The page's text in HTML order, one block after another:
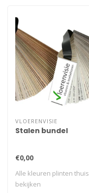
VLOERENVISIE
Stalen bundel
€0,00
Alle kleuren plinten thuis
bekijken